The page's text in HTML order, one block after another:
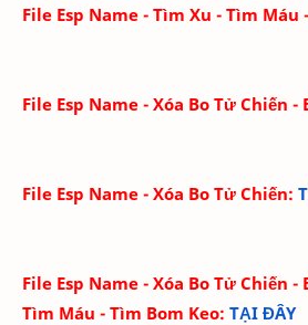
File Esp Name - Tìm Xu - Tìm Máu
File Esp Name - Xóa Bo Tử Chiến -
File Esp Name - Xóa Bo Tử Chiến:
File Esp Name - Xóa Bo Tử Chiến -
Tìm Máu - Tìm Bom Keo: TẠI ĐÂY